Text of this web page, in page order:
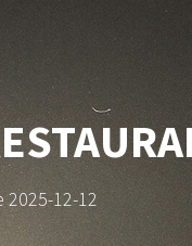
2025-12-12